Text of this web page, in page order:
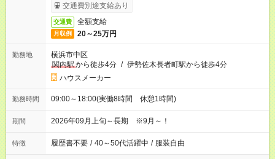
交通費別途支給あり
交通費 全額支給
月収例 20～25万円
勤務地
横浜市中区
関内駅から徒歩4分 / 伊勢佐木長者町駅から徒歩4分
ハウスメーカー
勤務時間 09:00～18:00(実働8時間 休憩1時間)
期間 2026年09月上旬～長期 ※9月～！
特徴 履歴書不要 / 40～50代活躍中 / 服装自由